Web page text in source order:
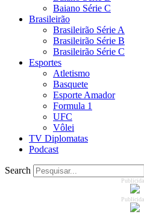
Baiano Série C
Brasileirão
Brasileirão Série A
Brasileirão Série B
Brasileirão Série C
Esportes
Atletismo
Basquete
Esporte Amador
Formula 1
UFC
Vôlei
TV Diplomatas
Podcast
Search